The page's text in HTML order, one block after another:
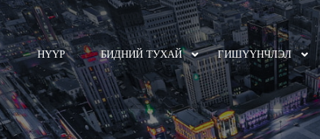
НҮҮР БИДНИЙ ТУХАЙ ГИШҮҮНЧЛЭЛ